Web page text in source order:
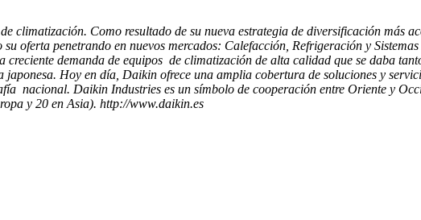
climatización. Como resultado de su nueva estrategia de diversificación más
oferta penetrando en nuevos mercados: Calefacción, Refrigeración y
demanda de equipos de climatización de alta calidad que se daba
Hoy en día, Daikin ofrece una amplia cobertura de soluciones y
nacional. Daikin Industries es un símbolo de cooperación entre Oriente y
y 20 en Asia). http://www.daikin.es